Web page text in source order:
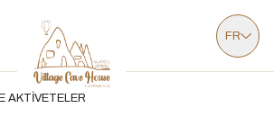
FR
AKTİVETELER